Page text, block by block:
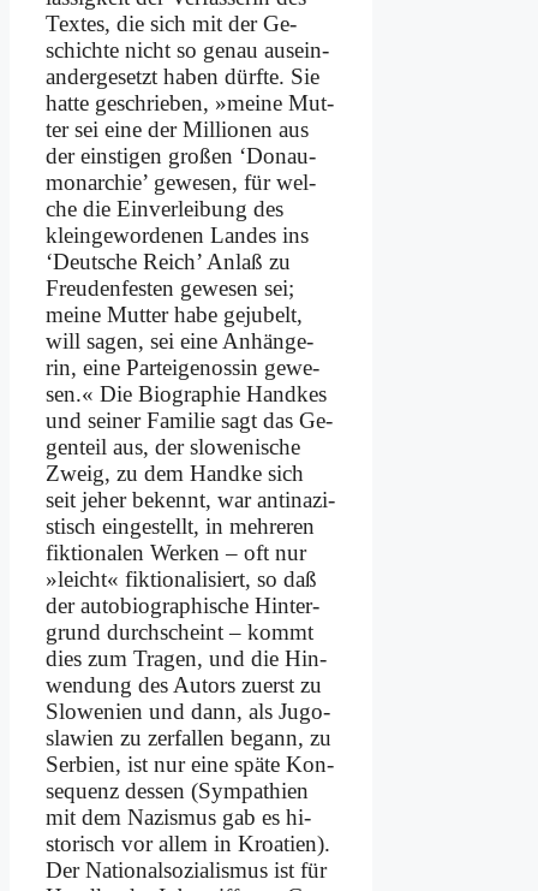
Tex­tes, die sich mit der Ge­
schich­te nicht so ge­nau aus­ein­
an­der­ge­setzt ha­ben dürf­te. Sie
hat­te ge­schrie­ben, »mei­ne Mut­
ter sei ei­ne der Mil­lio­nen aus
der ein­sti­gen gro­ßen ‘Do­nau­
mon­ar­chie’ ge­we­sen, für wel­
che die Ein­ver­lei­bung des
klein­ge­wor­de­nen Lan­des ins
‘Deut­sche Reich’ An­laß zu
Freu­den­fe­sten ge­we­sen sei;
mei­ne Mut­ter ha­be ge­ju­belt,
will sa­gen, sei ei­ne An­hän­ge­
rin, ei­ne Par­tei­ge­nos­sin ge­we­
sen.« Die Bio­gra­phie Hand­kes
und sei­ner Fa­mi­lie sagt das Ge­
gen­teil aus, der slo­we­ni­sche
Zweig, zu dem Hand­ke sich
seit je­her be­kennt, war an­ti­na­zi­
stisch ein­ge­stellt, in meh­re­ren
fik­tio­na­len Wer­ken – oft nur
»leicht« fik­tio­na­li­siert, so daß
der au­to­bio­gra­phi­sche Hin­ter­
grund durch­scheint – kommt
dies zum Tra­gen, und die Hin­
wen­dung des Au­tors zu­erst zu
Slo­we­ni­en und dann, als Ju­go­
sla­wi­en zu zer­fal­len be­gann, zu
Ser­bi­en, ist nur ei­ne spä­te Kon­
se­quenz des­sen (Sym­pa­thien
mit dem Na­zis­mus gab es hi­
sto­risch vor al­lem in Kroa­ti­en).
Der Na­tio­nal­so­zia­lis­mus ist für